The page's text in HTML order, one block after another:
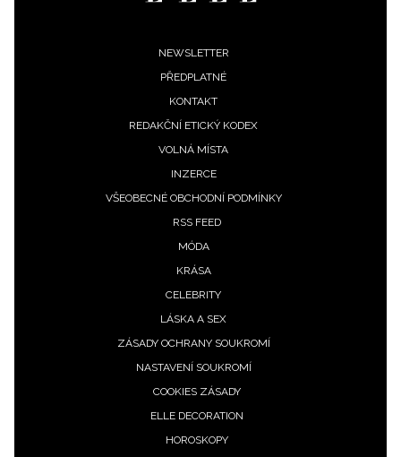
NEWSLETTER
PŘEDPLATNÉ
KONTAKT
REDAKČNÍ ETICKÝ KODEX
VOLNÁ MÍSTA
INZERCE
VŠEOBECNÉ OBCHODNÍ PODMÍNKY
RSS FEED
MÓDA
KRÁSA
CELEBRITY
LÁSKA A SEX
ZÁSADY OCHRANY SOUKROMÍ
NASTAVENÍ SOUKROMÍ
COOKIES ZÁSADY
ELLE DECORATION
HOROSKOPY